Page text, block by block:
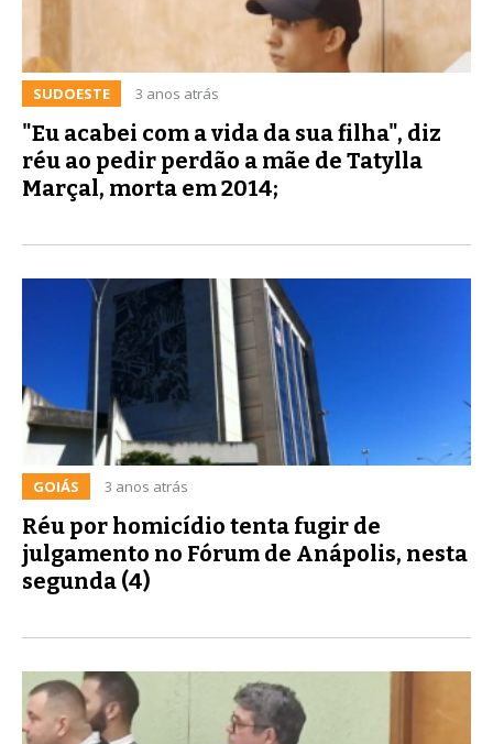
SUDOESTE 3 anos atrás
"Eu acabei com a vida da sua filha", diz
réu ao pedir perdão a mãe de Tatylla
Marçal, morta em 2014;
GOIÁS 3 anos atrás
Réu por homicídio tenta fugir de
julgamento no Fórum de Anápolis, nesta
segunda (4)